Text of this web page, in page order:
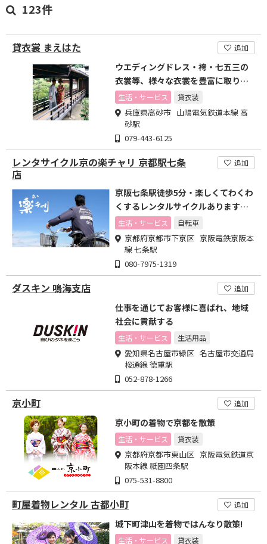
123件
貸衣裳 まえはた 追加
ウエディングドレス・袴・七五三の
衣裳等、様々な衣裳を豊富に取り揃
えております。
生活・サービス 貸衣装
兵庫県高砂市 山陽電気鉄道本線 高
砂駅
079-443-6125
レンタサイクル京の楽チャリ 京都駅七条
店
追加
京阪七条駅徒歩5分・楽しくてわくわ
くするレンタルサイクルあります・
京の楽チャリ京都駅七条店
生活・サービス 自転車
京都府京都市下京区 京阪電鉄京阪本
線 七条駅
080-7975-1319
ダスキン 鳴海支店 追加
仕事を通じてお客様に喜ばれ、地域
社会に貢献する
生活・サービス 生活用品
愛知県名古屋市緑区 名古屋市交通局
桜通線 徳重駅
052-878-1266
京小町 追加
京小町の着物で京都を散策
生活・サービス 貸衣装
京都府京都市東山区 京阪電気鉄道京
阪本線 祇園四条駅
075-531-8800
町屋着物レンタル 古都小町 追加
城下町津山を着物ではんなり散策!
生活・サービス 貸衣装